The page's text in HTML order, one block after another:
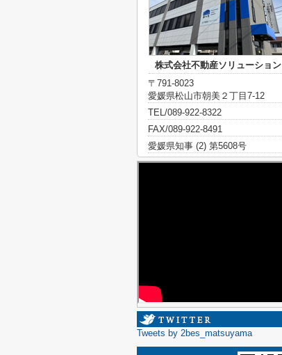
株式会社不動産ソリューション
〒791-8023
愛媛県松山市朝美２丁目7-12
TEL/089-922-8322
FAX/089-922-8491
愛媛県知事 (2) 第5608号
Tweets by 2bes_matsuyama